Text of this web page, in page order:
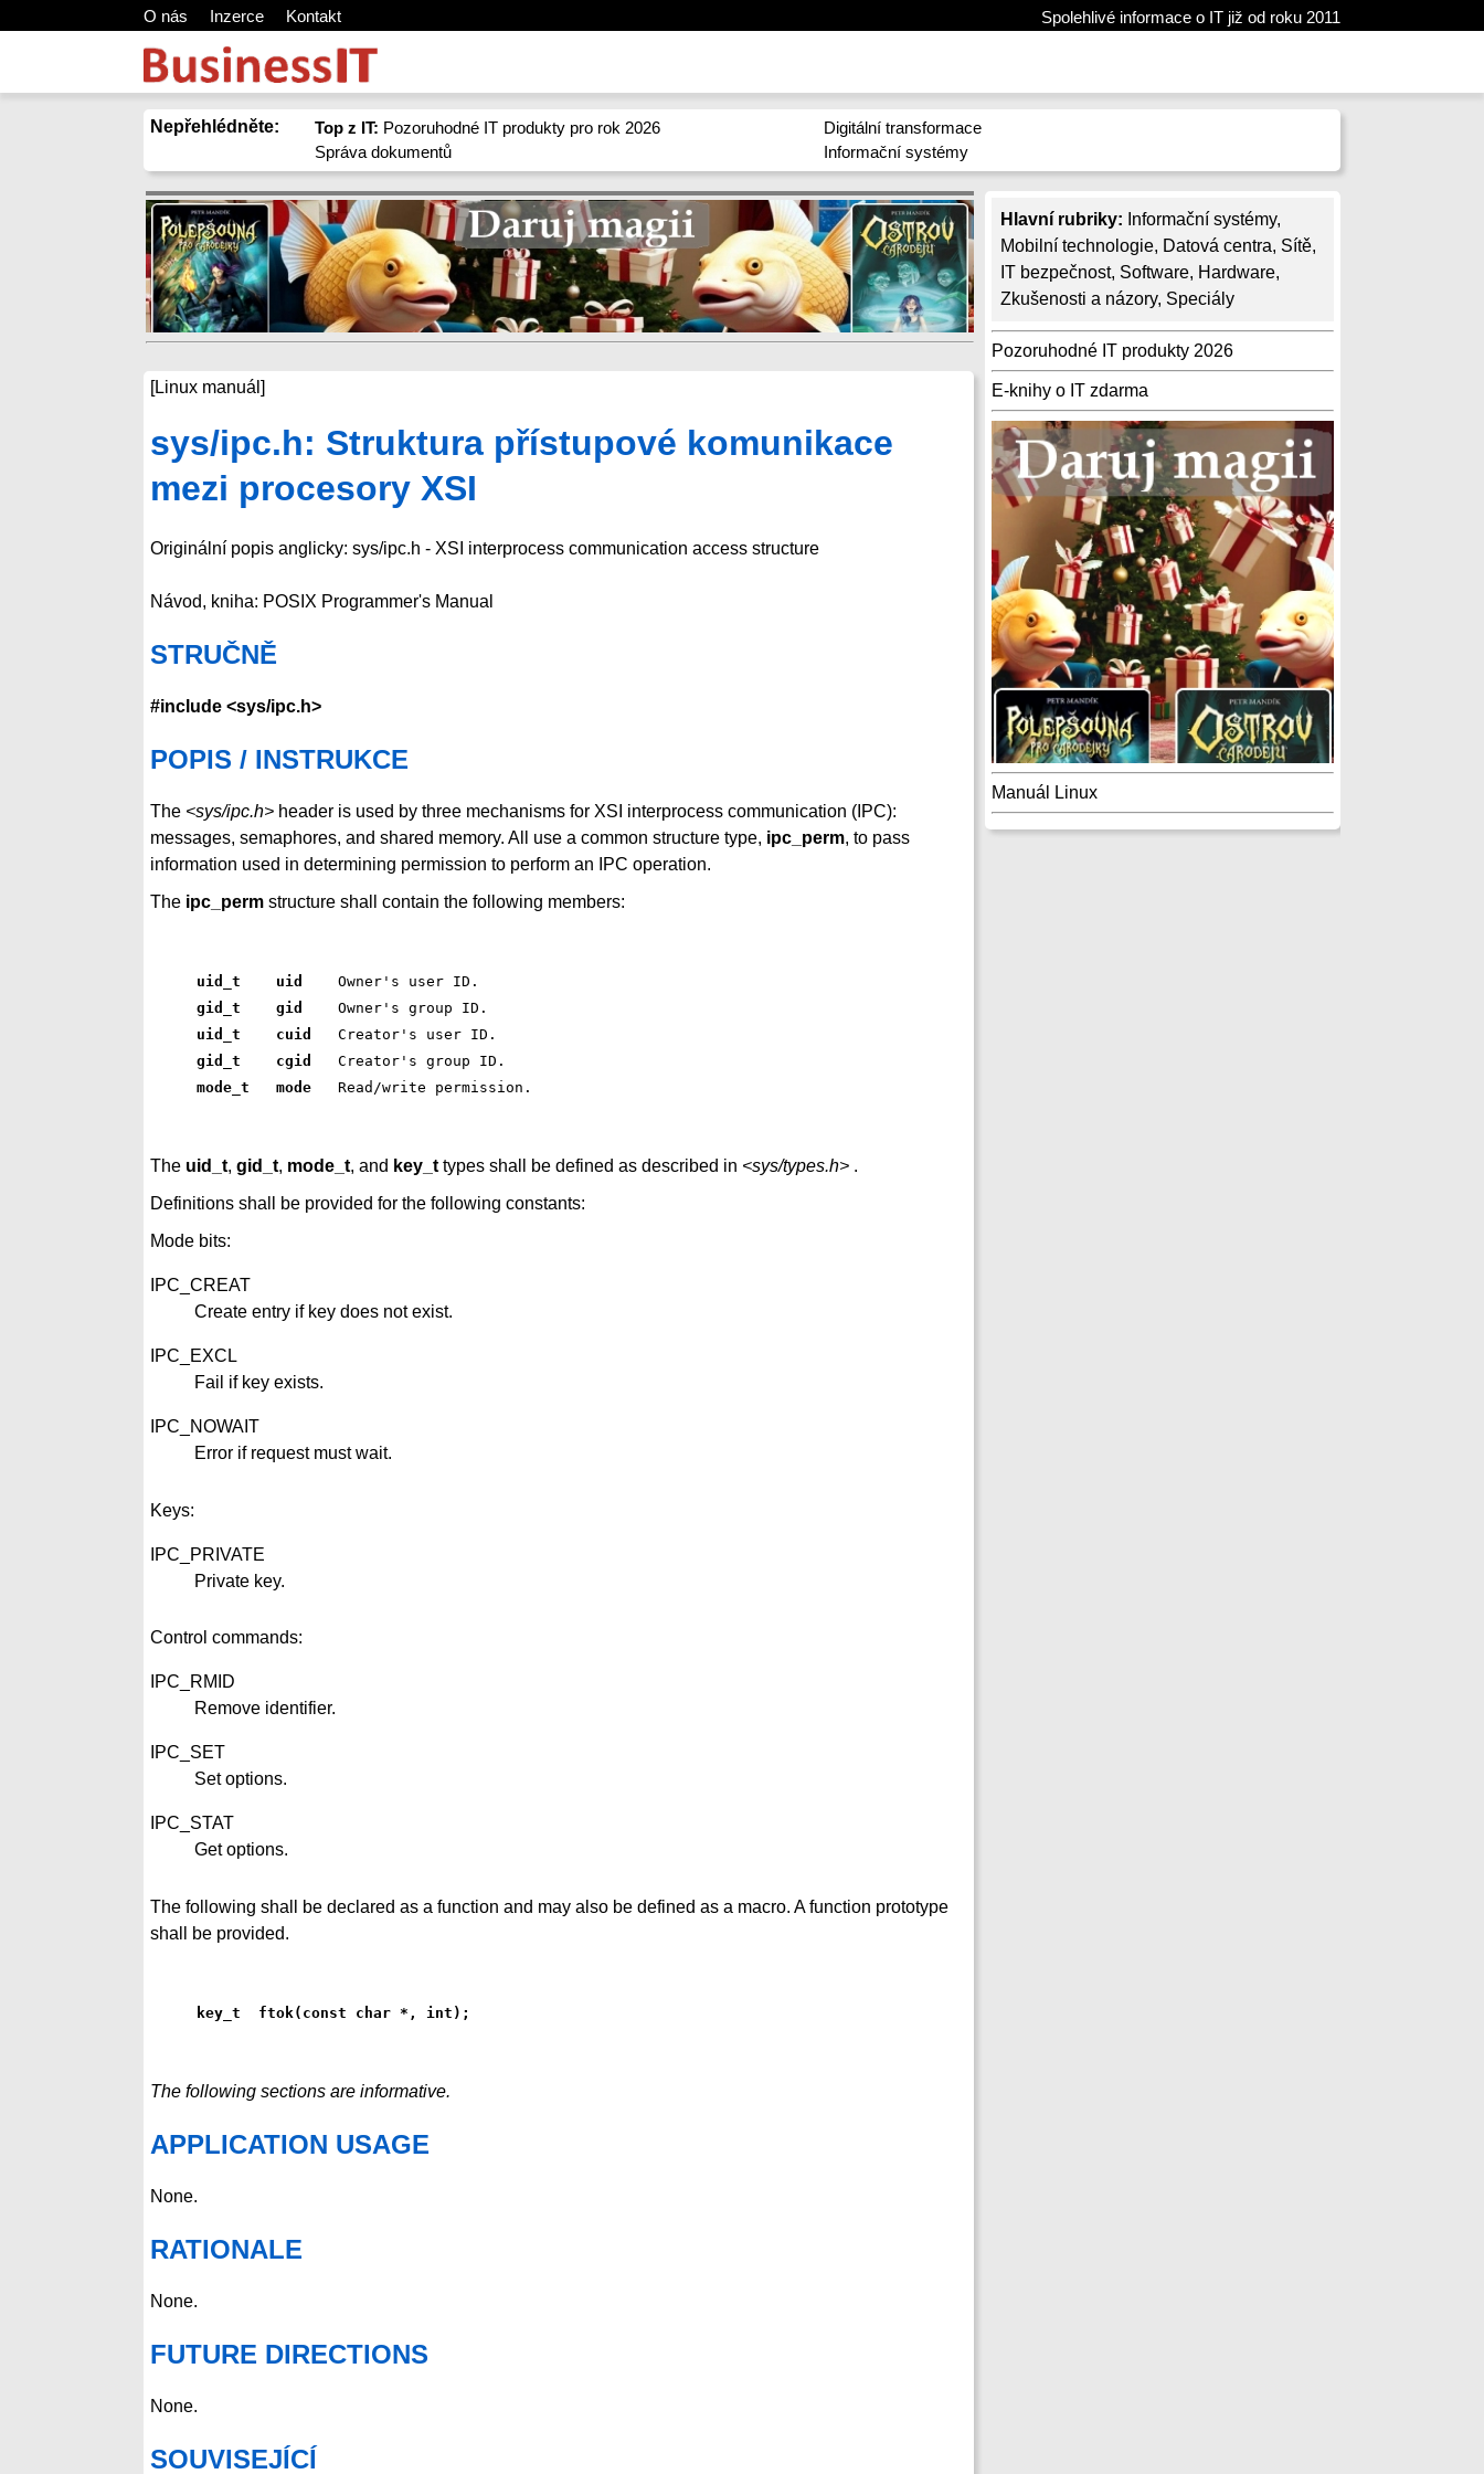
O nás Inzerce Kontakt Spolehlivé informace o IT již od roku 2011
Nepřehlédněte: Top z IT: Pozoruhodné IT produkty pro rok 2026
Správa dokumentů
Digitální transformace
Informační systémy
Hlavní rubriky: Informační systémy,
Mobilní technologie, Datová centra, Sítě,
IT bezpečnost, Software, Hardware,
Zkušenosti a názory, Speciály
Pozoruhodné IT produkty 2026
E-knihy o IT zdarma
Manuál Linux
[Linux manuál]
sys/ipc.h: Struktura přístupové komunikace
mezi procesory XSI
Originální popis anglicky: sys/ipc.h - XSI interprocess communication access structure
Návod, kniha: POSIX Programmer's Manual
STRUČNĚ
#include <sys/ipc.h>
POPIS / INSTRUKCE
The <sys/ipc.h> header is used by three mechanisms for XSI interprocess communication (IPC):
messages, semaphores, and shared memory. All use a common structure type, ipc_perm, to pass
information used in determining permission to perform an IPC operation.
The ipc_perm structure shall contain the following members:
uid_t    uid
Owner's user ID.
gid_t    gid
Owner's group ID.
uid_t    cuid
Creator's user ID.
gid_t    cgid
Creator's group ID.
mode_t   mode
Read/write permission.
The uid_t, gid_t, mode_t, and key_t types shall be defined as described in <sys/types.h> .
Definitions shall be provided for the following constants:
Mode bits:
IPC_CREAT
Create entry if key does not exist.
IPC_EXCL
Fail if key exists.
IPC_NOWAIT
Error if request must wait.
Keys:
IPC_PRIVATE
Private key.
Control commands:
IPC_RMID
Remove identifier.
IPC_SET
Set options.
IPC_STAT
Get options.
The following shall be declared as a function and may also be defined as a macro. A function prototype
shall be provided.
key_t  ftok(const char *, int);
The following sections are informative.
APPLICATION USAGE
None.
RATIONALE
None.
FUTURE DIRECTIONS
None.
SOUVISEJÍCÍ